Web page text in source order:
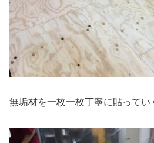
無垢材を一枚一枚丁寧に貼ってい